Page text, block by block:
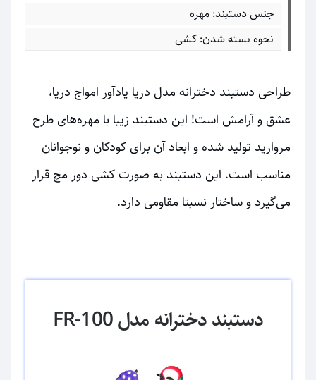
جنس دستبند: مهره
نحوه بسته شدن: کشی
طراحی دستبند دخترانه مدل دریا یادآور امواج دریا،
عشق و آرامش است! این دستبند زیبا با مهره‌های طرح
مروارید تولید شده و ابعاد آن برای کودکان و نوجوانان
مناسب است. این دستبند به صورت کشی دور مچ قرار
می‌گیرد و ساختار نسبتا مقاومی دارد.
دستبند دخترانه مدل FR-100